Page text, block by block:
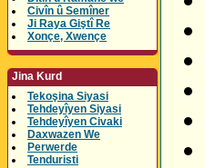
Civîn û Semîner
Ji Raya Giştî Re
Xonçe, Xwençe
Jina Kurd
Tekoşina Siyasi
Tehdeyîyen Siyasi
Tehdeyîyen Civaki
Daxwazen We
Perwerde
Tenduristi